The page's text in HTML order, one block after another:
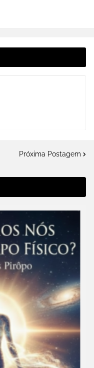
Próxima Postagem